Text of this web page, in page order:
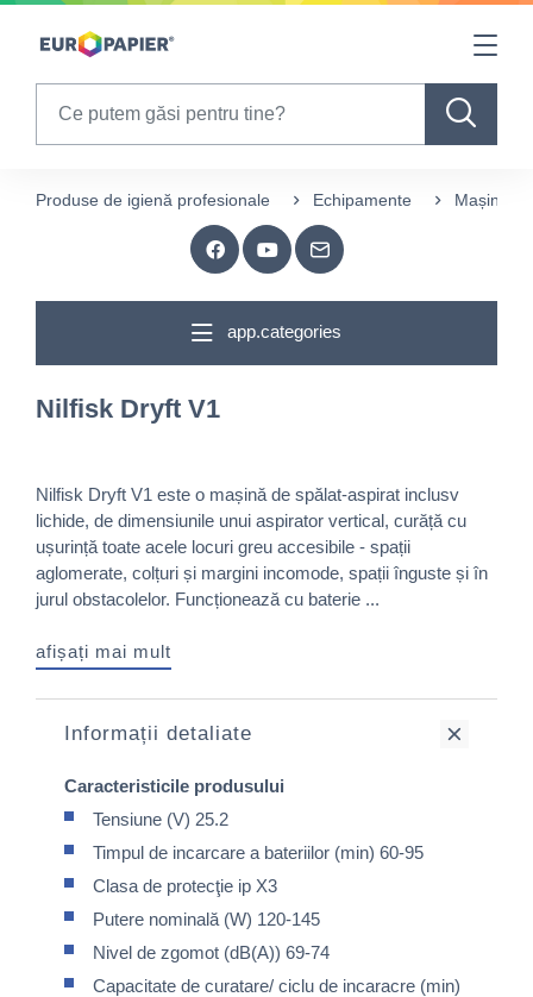
Table Of Content
Produse de igienă profesionale Echipamente Mașini
app.categories
Nilfisk Dryft V1
Nilfisk Dryft V1 este o mașină de spălat-aspirat inclusv
lichide, de dimensiunile unui aspirator vertical, curăță cu
ușurință toate acele locuri greu accesibile - spații
aglomerate, colțuri și margini incomode, spații înguste și în
jurul obstacolelor. Funcționează cu baterie ...
afișați mai mult
Informații detaliate
Caracteristicile produsului
Tensiune (V) 25.2
Timpul de incarcare a bateriilor (min) 60-95
Clasa de protecţie ip X3
Putere nominală (W) 120-145
Nivel de zgomot (dB(A)) 69-74
Capacitate de curatare/ ciclu de incaracre (min)